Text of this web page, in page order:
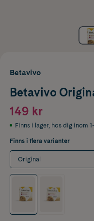
Betavivo
Betavivo
149 kr
Finns i lager, hos dig inom
Finns i flera varianter
Original